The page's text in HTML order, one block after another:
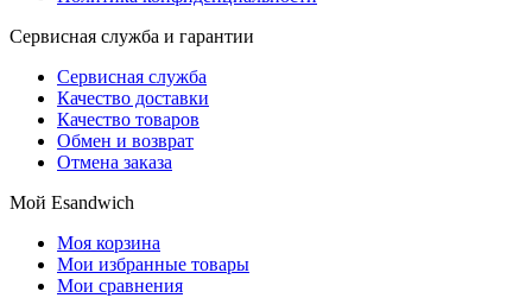
Сервисная служба и гарантии
Сервисная служба
Качество доставки
Качество товаров
Обмен и возврат
Отмена заказа
Мой Esandwich
Моя корзина
Мои избранные товары
Мои сравнения